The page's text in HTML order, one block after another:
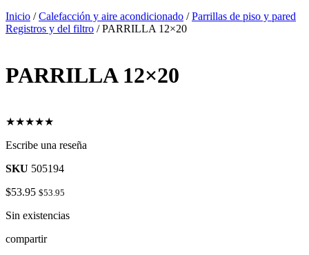
Inicio /Calefacción y aire acondicionado /Parrillas de piso y pared
Registros y del filtro / PARRILLA 12×20
PARRILLA 12×20
★★★★★
Escribe una reseña
SKU 505194
$53.95 $53.95
Sin existencias
compartir